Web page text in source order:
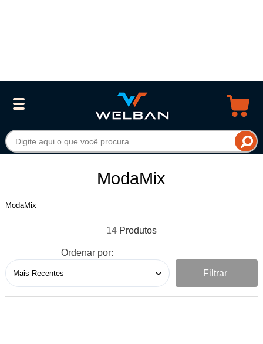
ModaMix
ModaMix
14
Ordenar por:
Filtrar